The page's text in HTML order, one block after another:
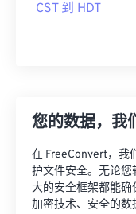
CST 到 HDT
您的数据，我
在 FreeConvert，我
护文件安全。无论
大的安全框架都能
加密技术、安全的